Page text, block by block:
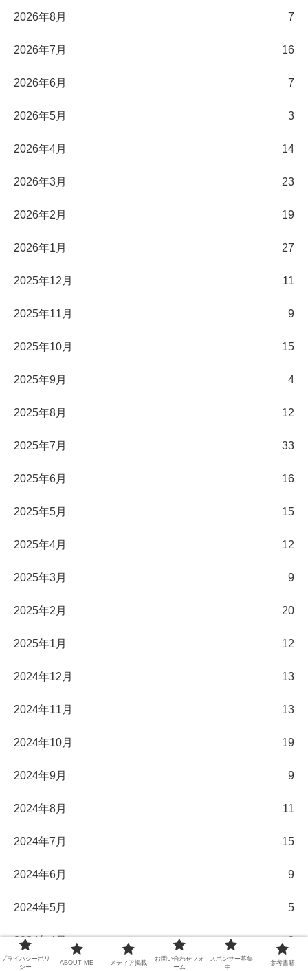
2026年8月 7
2026年7月 16
2026年6月 7
2026年5月 3
2026年4月 14
2026年3月 23
2026年2月 19
2026年1月 27
2025年12月 11
2025年11月 9
2025年10月 15
2025年9月 4
2025年8月 12
2025年7月 33
2025年6月 16
2025年5月 15
2025年4月 12
2025年3月 9
2025年2月 20
2025年1月 12
2024年12月 13
2024年11月 13
2024年10月 19
2024年9月 9
2024年8月 11
2024年7月 15
2024年6月 9
2024年5月 5
2024年4月 9
プライバシーポリ
シー
ABOUT ME メディア掲載
お問い合わせフォ
ーム
スポンサー募集
中！
参考書籍